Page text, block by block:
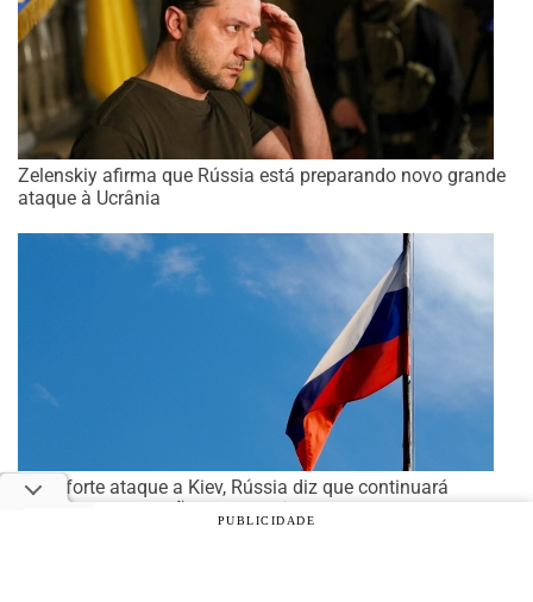
Zelenskiy afirma que Rússia está preparando novo grande
ataque à Ucrânia
Após forte ataque a Kiev, Rússia diz que continuará
aumentando pressão sobre Ucrânia
PUBLICIDADE